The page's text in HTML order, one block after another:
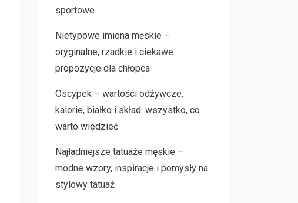
sportowe
Nietypowe imiona męskie –
oryginalne, rzadkie i ciekawe
propozycje dla chłopca
Oscypek – wartości odżywcze,
kalorie, białko i skład: wszystko, co
warto wiedzieć
Najładniejsze tatuaże męskie –
modne wzory, inspiracje i pomysły na
stylowy tatuaż